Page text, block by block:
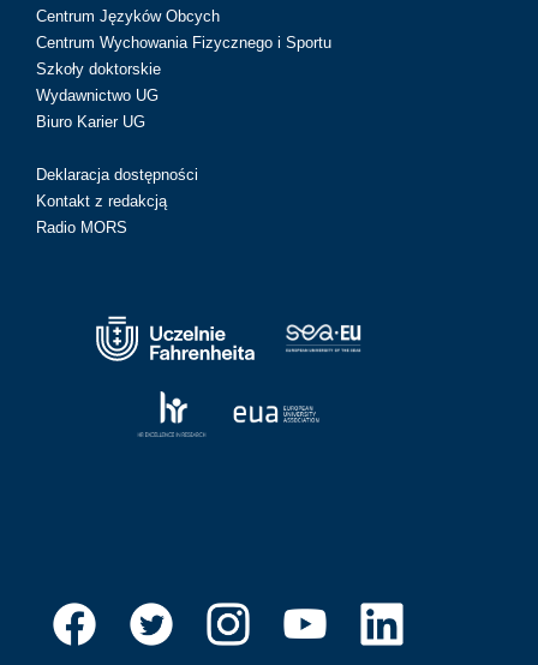
Centrum Języków Obcych
Centrum Wychowania Fizycznego i Sportu
Szkoły doktorskie
Wydawnictwo UG
Biuro Karier UG
Deklaracja dostępności
Kontakt z redakcją
Radio MORS